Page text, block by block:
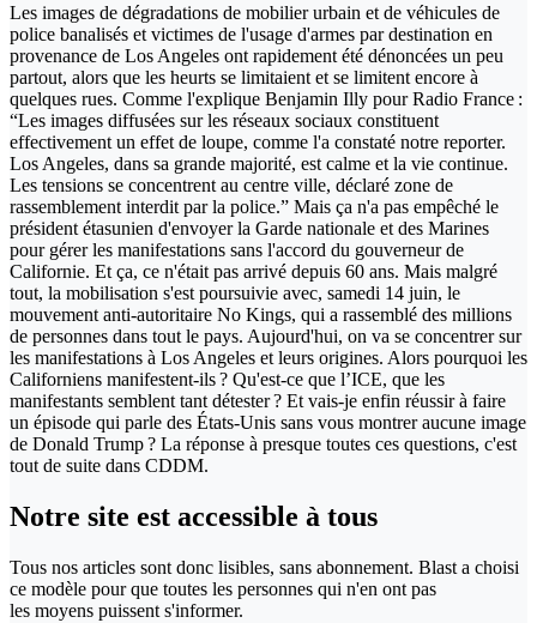
Les images de dégradations de mobilier urbain et de véhicules de
police banalisés et victimes de l'usage d'armes par destination en
provenance de Los Angeles ont rapidement été dénoncées un peu
partout, alors que les heurts se limitaient et se limitent encore à
quelques rues. Comme l'explique Benjamin Illy pour Radio France :
“Les images diffusées sur les réseaux sociaux constituent
effectivement un effet de loupe, comme l'a constaté notre reporter.
Los Angeles, dans sa grande majorité, est calme et la vie continue.
Les tensions se concentrent au centre ville, déclaré zone de
rassemblement interdit par la police.” Mais ça n'a pas empêché le
président étasunien d'envoyer la Garde nationale et des Marines
pour gérer les manifestations sans l'accord du gouverneur de
Californie. Et ça, ce n'était pas arrivé depuis 60 ans. Mais malgré
tout, la mobilisation s'est poursuivie avec, samedi 14 juin, le
mouvement anti-autoritaire No Kings, qui a rassemblé des millions
de personnes dans tout le pays. Aujourd'hui, on va se concentrer sur
les manifestations à Los Angeles et leurs origines. Alors pourquoi les
Californiens manifestent-ils ? Qu'est-ce que l’ICE, que les
manifestants semblent tant détester ? Et vais-je enfin réussir à faire
un épisode qui parle des États-Unis sans vous montrer aucune image
de Donald Trump ? La réponse à presque toutes ces questions, c'est
tout de suite dans CDDM.
Notre site est accessible à tous
Tous nos articles sont donc lisibles, sans abonnement. Blast a choisi
ce modèle pour que toutes les personnes qui n'en ont pas
les moyens puissent s'informer.